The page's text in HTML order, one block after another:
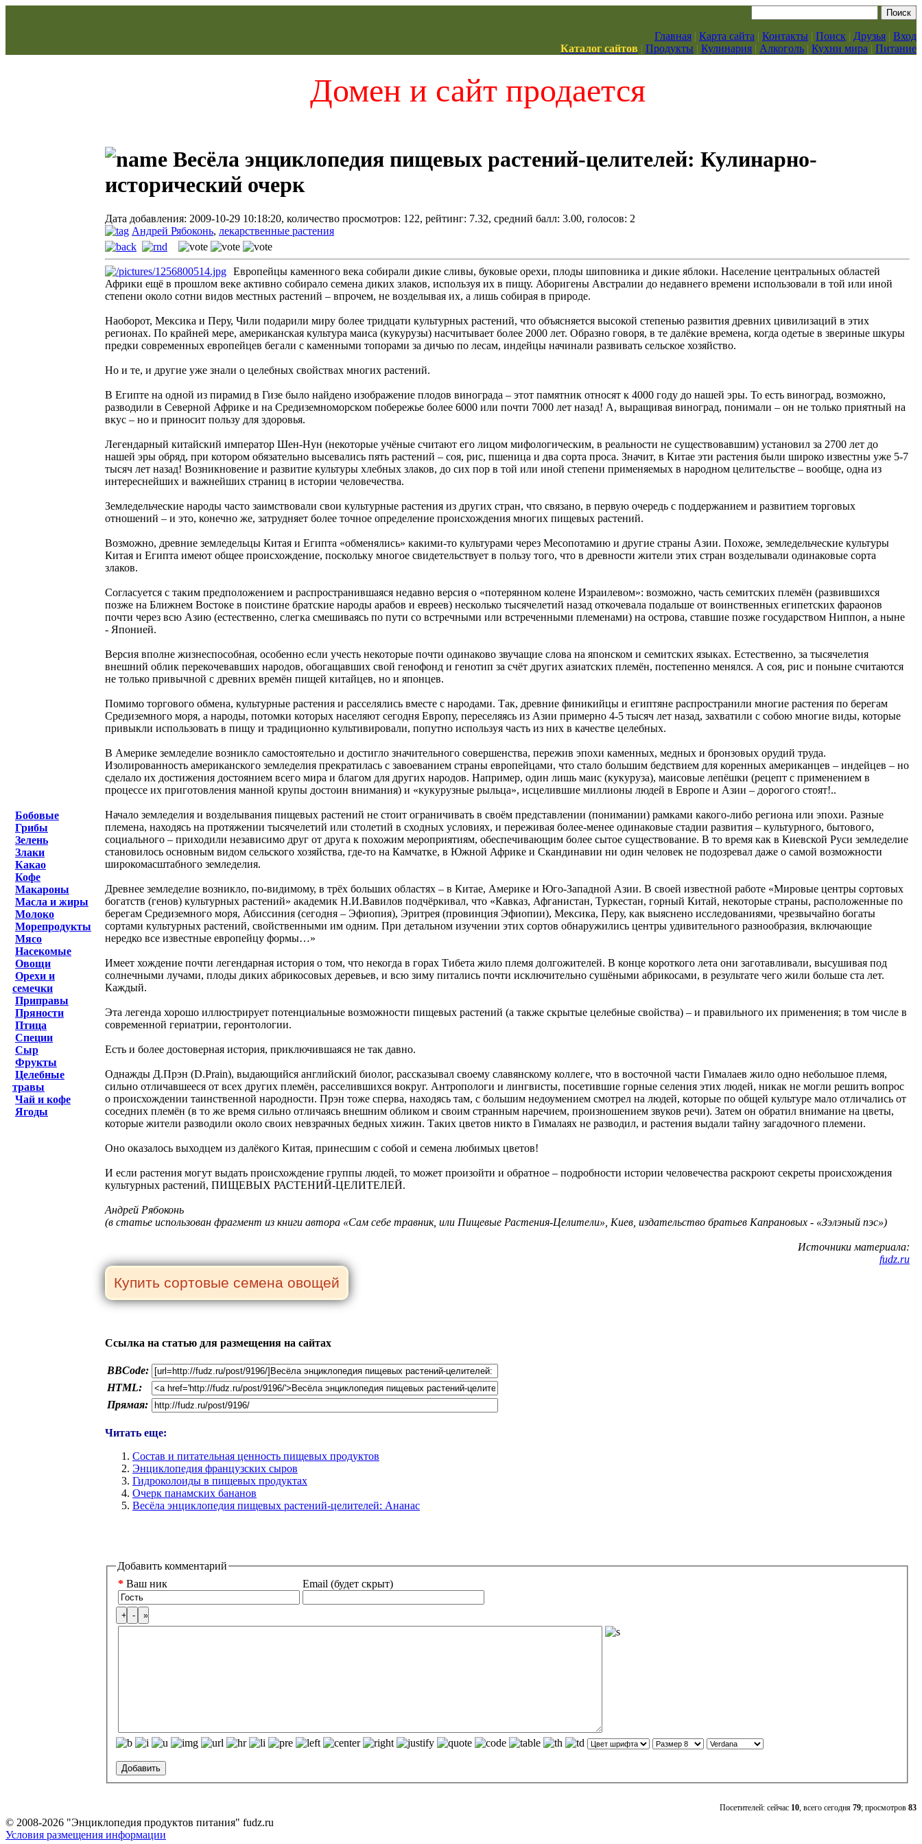
Главная | Карта сайта | Контакты | Поиск | Друзья | Вход
Каталог сайтов | Продукты | Кулинария | Алкоголь | Кухни мира | Питание
Домен и сайт продается
Бобовые
Грибы
Зелень
Злаки
Какао
Кофе
Макароны
Масла и жиры
Молоко
Морепродукты
Мясо
Насекомые
Овощи
Орехи и
семечки
Приправы
Пряности
Птица
Специи
Сыр
Фрукты
Целебные
травы
Чай и кофе
Ягоды
Весёла энциклопедия пищевых растений-целителей: Кулинарно-
исторический очерк
Дата добавления: 2009-10-29 10:18:20, количество просмотров: 122, рейтинг: 7.32, средний балл: 3.00, голосов: 2
Андрей Рябоконь, лекарственные растения
Европейцы каменного века собирали дикие сливы, буковые орехи, плоды шиповника и дикие яблоки. Население центральных областей
Африки ещё в прошлом веке активно собирало семена диких злаков, используя их в пищу. Аборигены Австралии до недавнего времени использовали в той или иной
степени около сотни видов местных растений – впрочем, не возделывая их, а лишь собирая в природе.
Наоборот, Мексика и Перу, Чили подарили миру более тридцати культурных растений, что объясняется высокой степенью развития древних цивилизаций в этих
регионах. По крайней мере, американская культура маиса (кукурузы) насчитывает более 2000 лет. Образно говоря, в те далёкие времена, когда одетые в звериные шкуры
предки современных европейцев бегали с каменными топорами за дичью по лесам, индейцы начинали развивать сельское хозяйство.
Но и те, и другие уже знали о целебных свойствах многих растений.
В Египте на одной из пирамид в Гизе было найдено изображение плодов винограда – этот памятник относят к 4000 году до нашей эры. То есть виноград, возможно,
разводили в Северной Африке и на Средиземноморском побережье более 6000 или почти 7000 лет назад! А, выращивая виноград, понимали – он не только приятный на
вкус – но и приносит пользу для здоровья.
Легендарный китайский император Шен-Нун (некоторые учёные считают его лицом мифологическим, в реальности не существовавшим) установил за 2700 лет до
нашей эры обряд, при котором обязательно высевались пять растений – соя, рис, пшеница и два сорта проса. Значит, в Китае эти растения были широко известны уже 5-7
тысяч лет назад! Возникновение и развитие культуры хлебных злаков, до сих пор в той или иной степени применяемых в народном целительстве – вообще, одна из
интереснейших и важнейших страниц в истории человечества.
Земледельческие народы часто заимствовали свои культурные растения из других стран, что связано, в первую очередь с поддержанием и развитием торговых
отношений – и это, конечно же, затрудняет более точное определение происхождения многих пищевых растений.
Возможно, древние земледельцы Китая и Египта «обменялись» какими-то культурами через Месопотамию и другие страны Азии. Похоже, земледельческие культуры
Китая и Египта имеют общее происхождение, поскольку многое свидетельствует в пользу того, что в древности жители этих стран возделывали одинаковые сорта
злаков.
Согласуется с таким предположением и распространившаяся недавно версия о «потерянном колене Израилевом»: возможно, часть семитских племён (развившихся
позже на Ближнем Востоке в поистине братские народы арабов и евреев) несколько тысячелетий назад откочевала подальше от воинственных египетских фараонов
почти через всю Азию (естественно, слегка смешиваясь по пути со встречными или встреченными племенами) на острова, ставшие позже государством Ниппон, а ныне
- Японией.
Версия вполне жизнеспособная, особенно если учесть некоторые почти одинаково звучащие слова на японском и семитских языках. Естественно, за тысячелетия
внешний облик перекочевавших народов, обогащавших свой генофонд и генотип за счёт других азиатских племён, постепенно менялся. А соя, рис и поныне считаются
не только привычной с древних времён пищей китайцев, но и японцев.
Помимо торгового обмена, культурные растения и расселялись вместе с народами. Так, древние финикийцы и египтяне распространили многие растения по берегам
Средиземного моря, а народы, потомки которых населяют сегодня Европу, переселяясь из Азии примерно 4-5 тысяч лет назад, захватили с собою многие виды, которые
привыкли использовать в пищу и традиционно культивировали, попутно используя часть из них в качестве целебных.
В Америке земледелие возникло самостоятельно и достигло значительного совершенства, пережив эпохи каменных, медных и бронзовых орудий труда.
Изолированность американского земледелия прекратилась с завоеванием страны европейцами, что стало большим бедствием для коренных американцев – индейцев – но
сделало их достижения достоянием всего мира и благом для других народов. Например, один лишь маис (кукуруза), маисовые лепёшки (рецепт с применением в
процессе их приготовления манной крупы достоин внимания) и «кукурузные рыльца», исцелившие миллионы людей в Европе и Азии – дорогого стоят!..
Начало земледелия и возделывания пищевых растений не стоит ограничивать в своём представлении (понимании) рамками какого-либо региона или эпохи. Разные
племена, находясь на протяжении тысячелетий или столетий в сходных условиях, и переживая более-менее одинаковые стадии развития – культурного, бытового,
социального – приходили независимо друг от друга к похожим мероприятиям, обеспечивающим более сытое существование. В то время как в Киевской Руси земледелие
становилось основным видом сельского хозяйства, где-то на Камчатке, в Южной Африке и Скандинавии ни один человек не подозревал даже о самой возможности
широкомасштабного земледелия.
Древнее земледелие возникло, по-видимому, в трёх больших областях – в Китае, Америке и Юго-Западной Азии. В своей известной работе «Мировые центры сортовых
богатств (генов) культурных растений» академик Н.И.Вавилов подчёркивал, что «Кавказ, Афганистан, Туркестан, горный Китай, некоторые страны, расположенные по
берегам Средиземного моря, Абиссиния (сегодня – Эфиопия), Эритрея (провинция Эфиопии), Мексика, Перу, как выяснено исследованиями, чрезвычайно богаты
сортами культурных растений, свойственными им одним. При детальном изучении этих сортов обнаружились центры удивительного разнообразия, включающие
нередко все известные европейцу формы…»
Имеет хождение почти легендарная история о том, что некогда в горах Тибета жило племя долгожителей. В конце короткого лета они заготавливали, высушивая под
солнечными лучами, плоды диких абрикосовых деревьев, и всю зиму питались почти исключительно сушёными абрикосами, в результате чего жили больше ста лет.
Каждый.
Эта легенда хорошо иллюстрирует потенциальные возможности пищевых растений (а также скрытые целебные свойства) – и правильного их применения; в том числе в
современной гериатрии, геронтологии.
Есть и более достоверная история, приключившаяся не так давно.
Однажды Д.Прэн (D.Prain), выдающийся английский биолог, рассказывал своему славянскому коллеге, что в восточной части Гималаев жило одно небольшое племя,
сильно отличавшееся от всех других племён, расселившихся вокруг. Антропологи и лингвисты, посетившие горные селения этих людей, никак не могли решить вопрос
о происхождении таинственной народности. Прэн тоже сперва, находясь там, с большим недоумением смотрел на людей, которые по общей культуре мало отличались от
соседних племён (в то же время сильно отличаясь внешним обликом и своим странным наречием, произношением звуков речи). Затем он обратил внимание на цветы,
которые жители разводили около своих невзрачных бедных хижин. Таких цветов никто в Гималаях не разводил, и растения выдали тайну загадочного племени.
Оно оказалось выходцем из далёкого Китая, принесшим с собой и семена любимых цветов!
И если растения могут выдать происхождение группы людей, то может произойти и обратное – подробности истории человечества раскроют секреты происхождения
культурных растений, ПИЩЕВЫХ РАСТЕНИЙ-ЦЕЛИТЕЛЕЙ.
Андрей Рябоконь
(в статье использован фрагмент из книги автора «Сам себе травник, или Пищевые Растения-Целители», Киев, издательство братьев Капрановых - «Зэлэный пэс»)
Источники материала:
fudz.ru
Ссылка на статью для размещения на сайтах
BBCode:
HTML:
Прямая:
Читать еще:
Состав и питательная ценность пищевых продуктов
Энциклопедия французских сыров
Гидроколоиды в пищевых продуктах
Очерк панамских бананов
Весёла энциклопедия пищевых растений-целителей: Ананас
Добавить комментарий
* Ваш ник Email (будет скрыт)
Посетителей: сейчас 10, всего сегодня 79; просмотров 83
© 2008-2026 "Энциклопедия продуктов питания" fudz.ru
Условия размещения информации